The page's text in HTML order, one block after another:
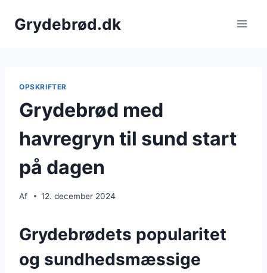
Grydebrød.dk
OPSKRIFTER
Grydebrød med
havregryn til sund start
på dagen
Af 12. december 2024
Grydebrødets popularitet
og sundhedsmæssige